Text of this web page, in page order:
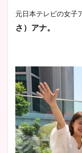
元日本テレビの女子
さ）アナ。